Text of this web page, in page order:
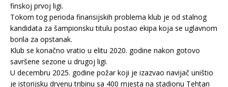
finskoj prvoj ligi.
Tokom tog perioda finansijskih problema klub je od stalnog
kandidata za šampionsku titulu postao ekipa koja se uglavnom
borila za opstanak.
Klub se konačno vratio u elitu 2020. godine nakon gotovo
savršene sezone u drugoj ligi.
U decembru 2025. godine požar koji je izazvao navijač uništio
je istorijsku drvenu tribinu sa 400 mjesta na stadionu Tehtan